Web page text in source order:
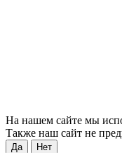
На нашем сайте мы
Также наш сайт не
Да Нет